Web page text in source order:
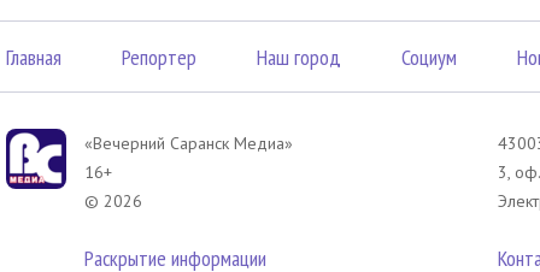
Главная Репортер Наш город Социум
«Вечерний Саранск Mедиа»
16+
© 2026
Раскрытие информации
3,